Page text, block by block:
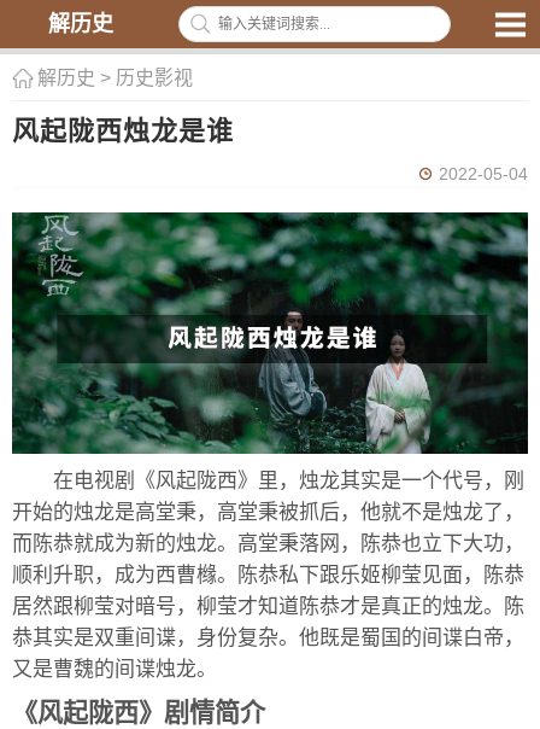
解历史
解历史 > 历史影视
风起陇西烛龙是谁
2022-05-04
在电视剧《风起陇西》里，烛龙其实是一个代号，刚
开始的烛龙是高堂秉，高堂秉被抓后，他就不是烛龙了，
而陈恭就成为新的烛龙。高堂秉落网，陈恭也立下大功，
顺利升职，成为西曹橼。陈恭私下跟乐姬柳莹见面，陈恭
居然跟柳莹对暗号，柳莹才知道陈恭才是真正的烛龙。陈
恭其实是双重间谍，身份复杂。他既是蜀国的间谍白帝，
又是曹魏的间谍烛龙。
《风起陇西》剧情简介